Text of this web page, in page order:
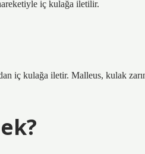
iç kulağa iletilir.
iç kulağa iletir. Malleus, kulak